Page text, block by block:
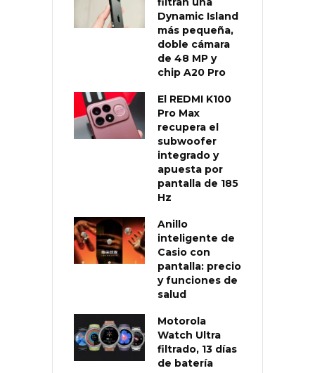
Dynamic Island
más pequeña,
doble cámara
de 48 MP y
chip A20 Pro
El REDMI K100
Pro Max
recupera el
subwoofer
integrado y
apuesta por
pantalla de 185
Hz
Anillo
inteligente de
Casio con
pantalla: precio
y funciones de
salud
Motorola
Watch Ultra
filtrado, 13 días
de batería